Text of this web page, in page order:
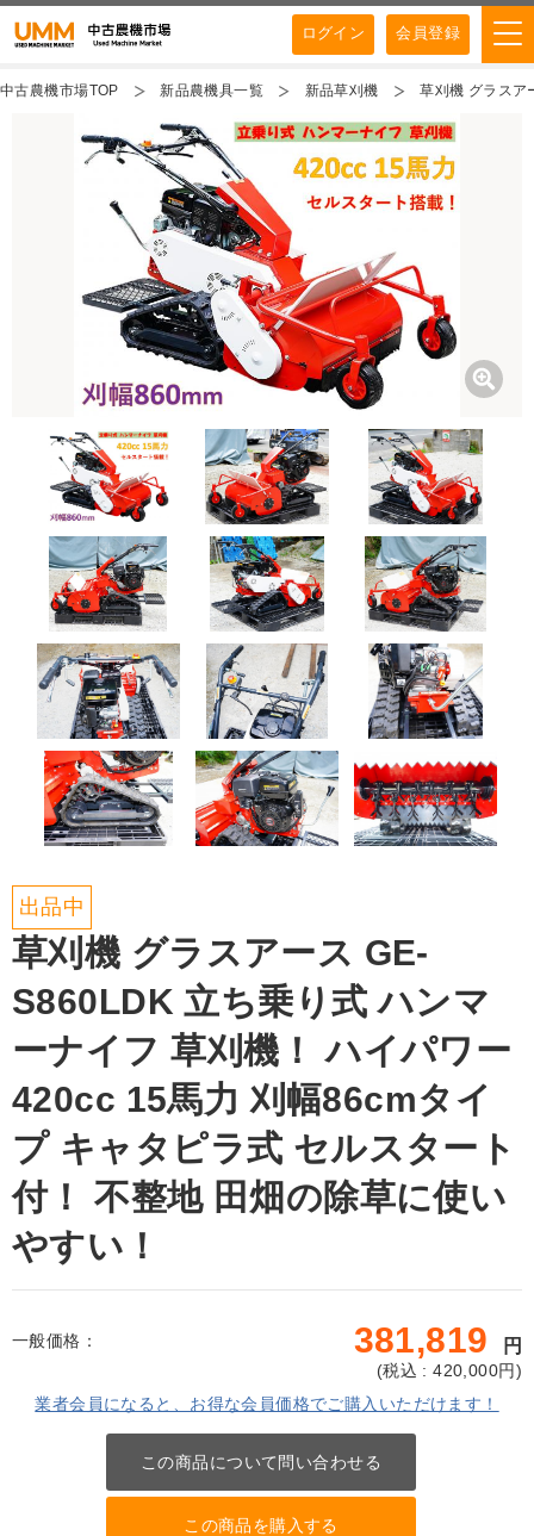
ログイン 会員登録
中古農機市場TOP 新品農機具一覧 新品草刈機 草刈機 グラスア
出品中
草刈機 グラスアース GE-
S860LDK 立ち乗り式 ハンマ
ーナイフ 草刈機！ ハイパワー
420cc 15馬力 刈幅86cmタイ
プ キャタピラ式 セルスタート
付！ 不整地 田畑の除草に使い
やすい！
一般価格： 381,819 円
(税込 : 420,000円)
業者会員になると、お得な会員価格でご購入いただけます！
この商品について問い合わせる
この商品を購入する